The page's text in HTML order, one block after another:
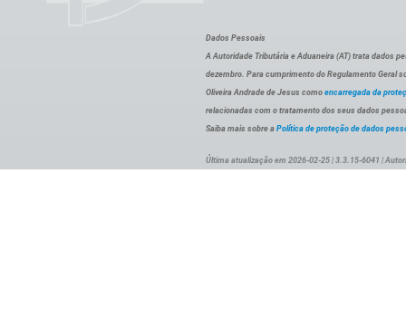
Dados Pessoais
A Autoridade Tributária e Aduaneira (AT) trata dados
dezembro. Para cumprimento do Regulamento Geral
Oliveira Andrade de Jesus como encarregada da
relacionadas com o tratamento dos seus dados
Saiba mais sobre a Política de proteção de dados
Última atualização em 2026-02-25 | 3.3.15-6041 |